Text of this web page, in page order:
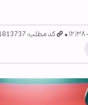
کد مطلب: 1813737